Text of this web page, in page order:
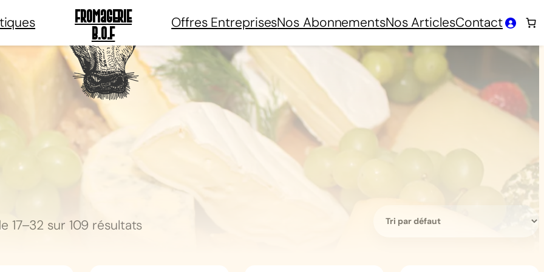
Fromagerie
B.O.F
Offres EntreprisesNos AbonnementsNos ArticlesContact
17–32 sur 109 résultats